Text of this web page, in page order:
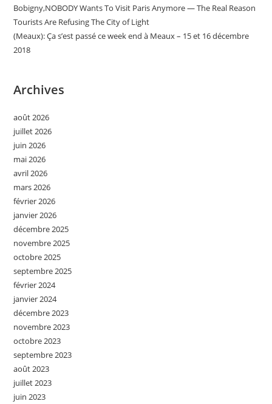
Bobigny,NOBODY Wants To Visit Paris Anymore — The Real Reason
Tourists Are Refusing The City of Light
(Meaux): Ça s’est passé ce week end à Meaux – 15 et 16 décembre
2018
Archives
août 2026
juillet 2026
juin 2026
mai 2026
avril 2026
mars 2026
février 2026
janvier 2026
décembre 2025
novembre 2025
octobre 2025
septembre 2025
février 2024
janvier 2024
décembre 2023
novembre 2023
octobre 2023
septembre 2023
août 2023
juillet 2023
juin 2023